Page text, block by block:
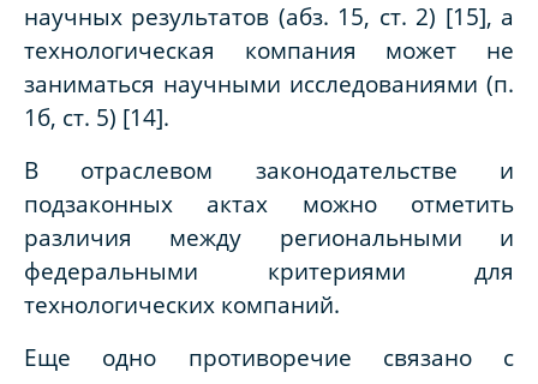
научных результатов (абз. 15, ст. 2) [15], а
технологическая компания может не
заниматься научными исследованиями (п.
1б, ст. 5) [14].
В отраслевом законодательстве и
подзаконных актах можно отметить
различия между региональными и
федеральными критериями для
технологических компаний.
Еще одно противоречие связано с